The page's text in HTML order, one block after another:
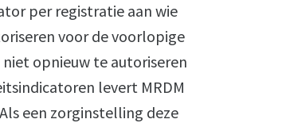
per registratie aan wie
voor de voorlopige
opnieuw te autoriseren
levert MRDM
een zorginstelling deze